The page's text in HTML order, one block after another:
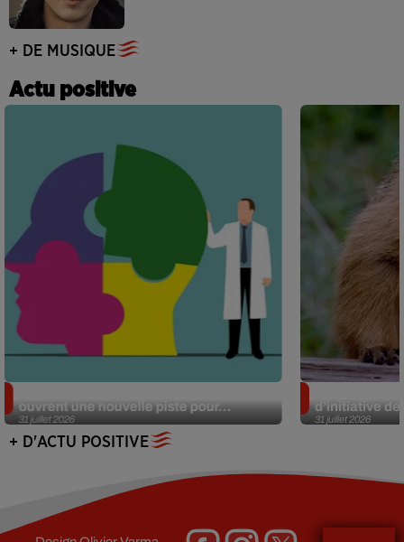
+ DE MUSIQUE
Actu positive
31 juillet 2026
ouvrent une nouvelle piste pour...
31 juillet 2026
d’initiative
+ D'ACTU POSITIVE